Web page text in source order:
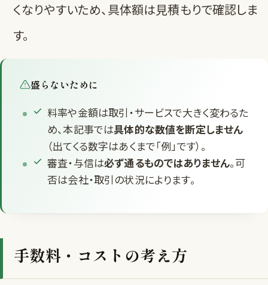
くなりやすいため、具体額は見積もりで確認しま
す。
盛らないために
料率や金額は取引・サービスで大きく変わるた
め、本記事では具体的な数値を断定しません
（出てくる数字はあくまで「例」です）。
審査・与信は必ず通るものではありません。可
否は会社・取引の状況によります。
手数料・コストの考え方